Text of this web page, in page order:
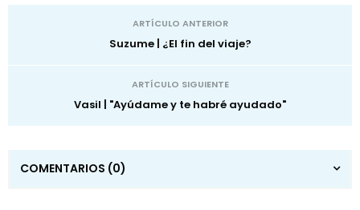
ARTÍCULO ANTERIOR
Suzume | ¿El fin del viaje?
ARTÍCULO SIGUIENTE
Vasil | "Ayúdame y te habré ayudado"
COMENTARIOS (0)